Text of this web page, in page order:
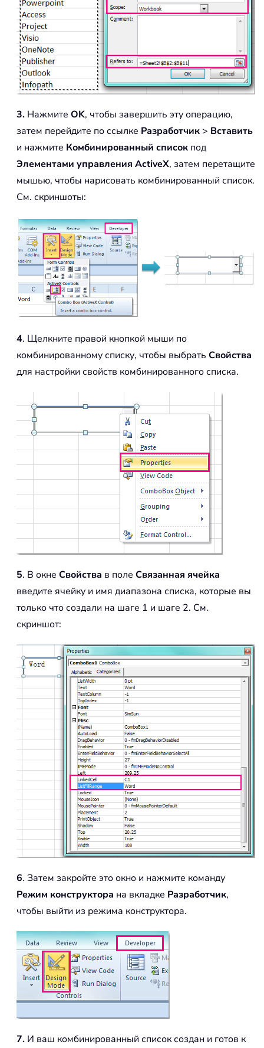
3. Нажмите OK, чтобы завершить эту операцию,
затем перейдите по ссылке Разработчик > Вставить
и нажмите Комбинированный список под
Элементами управления ActiveX, затем перетащите
мышью, чтобы нарисовать комбинированный список.
См. скриншоты:
4. Щелкните правой кнопкой мыши по
комбинированному списку, чтобы выбрать Свойства
для настройки свойств комбинированного списка.
5. В окне Свойства в поле Связанная ячейка
введите ячейку и имя диапазона списка, которые вы
только что создали на шаге 1 и шаге 2. См.
скриншот:
6. Затем закройте это окно и нажмите команду
Режим конструктора на вкладке Разработчик,
чтобы выйти из режима конструктора.
7. И ваш комбинированный список создан и готов к